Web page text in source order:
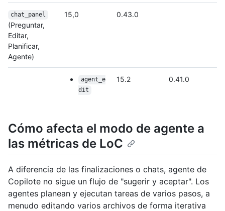
chat_panel
(Preguntar,
Editar,
Planificar,
Agente)
15,0 0.43.0
agent_e
dit
15.2 0.41.0
Cómo afecta el modo de agente a
las métricas de LoC
A diferencia de las finalizaciones o chats, agente de
Copilote no sigue un flujo de "sugerir y aceptar". Los
agentes planean y ejecutan tareas de varios pasos, a
menudo editando varios archivos de forma iterativa